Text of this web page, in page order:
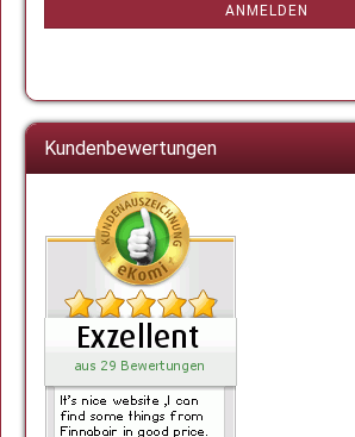
ANMELDEN
Kundenbewertungen